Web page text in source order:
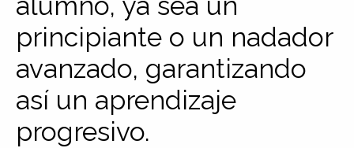
principiante o un nadador
avanzado, garantizando
así un aprendizaje
progresivo.